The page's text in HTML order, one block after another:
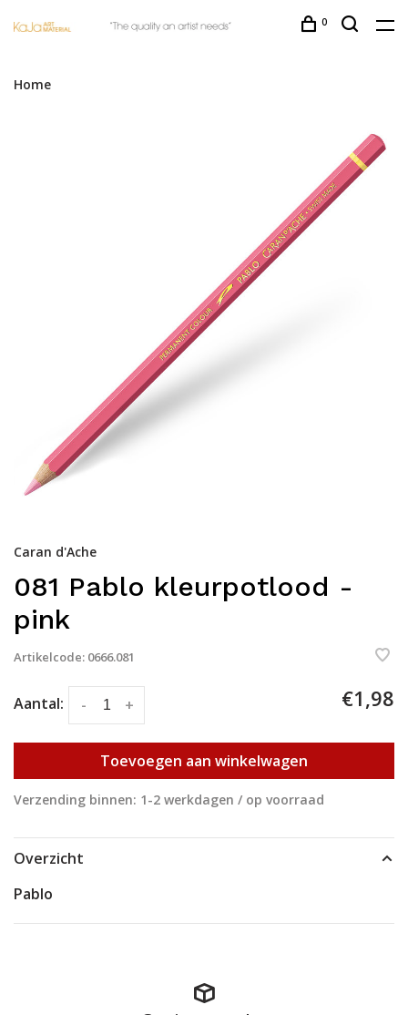
0
Home
Caran d'Ache
081 Pablo kleurpotlood -
pink
Artikelcode: 0666.081
Aantal: +
- €1,98
Toevoegen aan winkelwagen
Verzending binnen: 1-2 werkdagen / op voorraad
Overzicht
Pablo